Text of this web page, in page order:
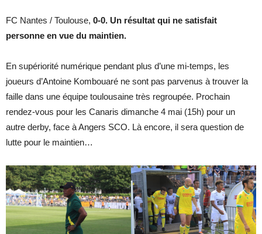
FC Nantes / Toulouse, 0-0. Un résultat qui ne satisfait
personne en vue du maintien.
En supériorité numérique pendant plus d’une mi-temps, les
joueurs d’Antoine Kombouaré ne sont pas parvenus à trouver la
faille dans une équipe toulousaine très regroupée. Prochain
rendez-vous pour les Canaris dimanche 4 mai (15h) pour un
autre derby, face à Angers SCO. Là encore, il sera question de
lutte pour le maintien…